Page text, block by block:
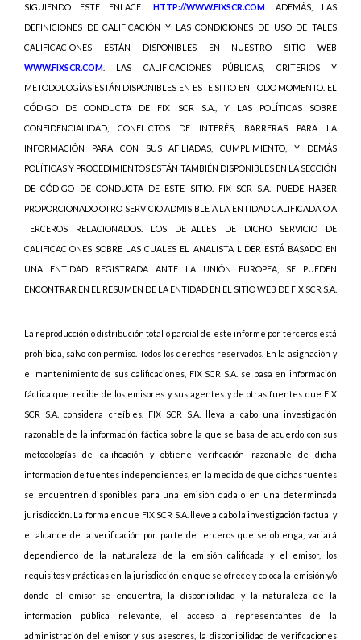
SIGUIENDO ESTE ENLACE: HTTP://WWW.FIXSCR.COM . ADEMÁS, LAS
DEFINICIONES DE CALIFICACIÓN Y LAS CONDICIONES DE USO DE TALES
CALIFICACIONES ESTÁN DISPONIBLES EN NUESTRO SITIO WEB
WWW.FIXSCR.COM . LAS CALIFICACIONES PÚBLICAS, CRITERIOS Y
METODOLOGÍAS ESTÁN DISPONIBLES EN ESTE SITIO EN TODO MOMENTO. EL
CÓDIGO DE CONDUCTA DE FIX SCR S.A., Y LAS POLÍTICAS SOBRE
CONFIDENCIALIDAD, CONFLICTOS DE INTERÉS, BARRERAS PARA LA
INFORMACIÓN PARA CON SUS AFILIADAS, CUMPLIMIENTO, Y DEMÁS
POLÍTICAS Y PROCEDIMIENTOS ESTÁN TAMBIÉN DISPONIBLES EN LA SECCIÓN
DE CÓDIGO DE CONDUCTA DE ESTE SITIO. FIX SCR S.A. PUEDE HABER
PROPORCIONADO OTRO SERVICIO ADMISIBLE A LA ENTIDAD CALIFICADA O A
TERCEROS RELACIONADOS. LOS DETALLES DE DICHO SERVICIO DE
CALIFICACIONES SOBRE LAS CUALES EL ANALISTA LIDER ESTÁ BASADO EN
UNA ENTIDAD REGISTRADA ANTE LA UNIÓN EUROPEA, SE PUEDEN
ENCONTRAR EN EL RESUMEN DE LA ENTIDAD EN EL SITIO WEB DE FIX SCR S.A.
La reproducción o distribución total o parcial de este informe por terceros está
prohibida, salvo con permiso. Todos los derechos reservados. En la asignación y
el mantenimiento de sus calificaciones, FIX SCR S.A. se basa en información
fáctica que recibe de los emisores y sus agentes y de otras fuentes que FIX
SCR S.A. considera creíbles. FIX SCR S.A. lleva a cabo una investigación
razonable de la información fáctica sobre la que se basa de acuerdo con sus
metodologías de calificación y obtiene verificación razonable de dicha
información de fuentes independientes, en la medida de que dichas fuentes
se encuentren disponibles para una emisión dada o en una determinada
jurisdicción. La forma en que FIX SCR S.A. lleve a cabo la investigación factual y
el alcance de la verificación por parte de terceros que se obtenga, variará
dependiendo de la naturaleza de la emisión calificada y el emisor, los
requisitos y prácticas en la jurisdicción en que se ofrece y coloca la emisión y/o
donde el emisor se encuentra, la disponibilidad y la naturaleza de la
información pública relevante, el acceso a representantes de la
administración del emisor y sus asesores, la disponibilidad de verificaciones